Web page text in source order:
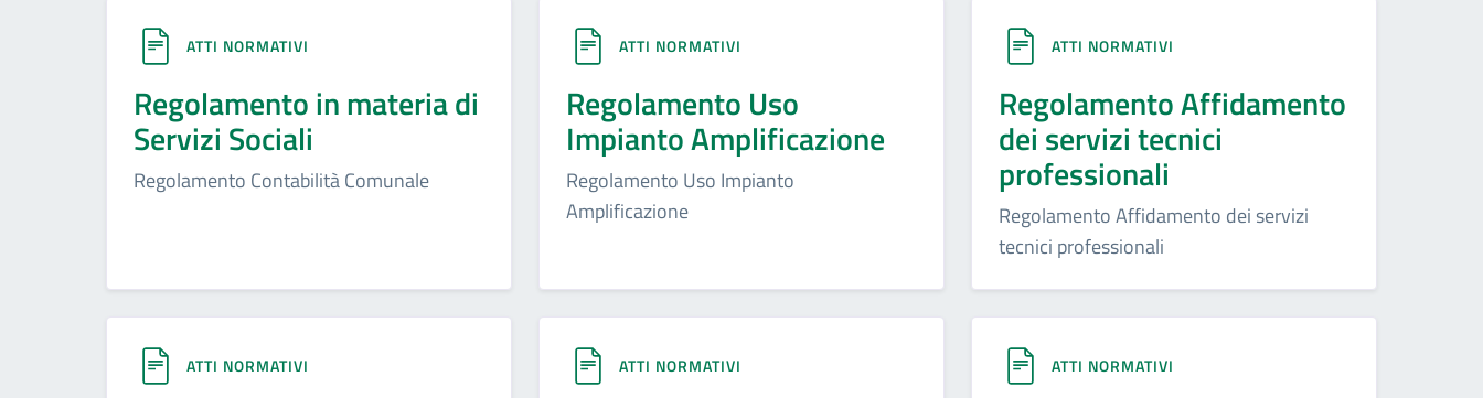
ATTI NORMATIVI
Regolamento in materia di
Servizi Sociali
Regolamento Contabilità Comunale
ATTI NORMATIVI
Regolamento Uso
Impianto Amplificazione
Regolamento Uso Impianto
Amplificazione
ATTI NORMATIVI
Regolamento Affidamento
dei servizi tecnici
professionali
Regolamento Affidamento dei servizi
tecnici professionali
ATTI NORMATIVI ATTI NORMATIVI ATTI NORMATIVI